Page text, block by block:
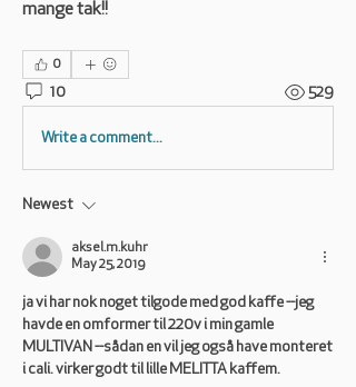
mange tak!!
0
10 529
Write a comment...
Newest
aksel.m.kuhr
May 25, 2019
ja vi har nok noget tilgode med god kaffe --jeg
havde en omformer til 220v i min gamle
MULTIVAN --sådan en vil jeg også have monteret
i cali. virker godt til lille MELITTA kaffem.